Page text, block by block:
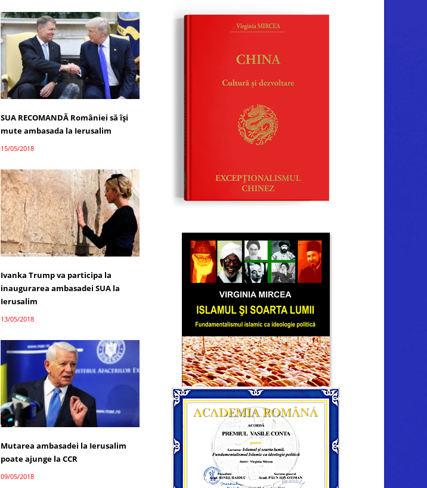
SUA RECOMANDĂ României să își
mute ambasada la Ierusalim
15/05/2018
Ivanka Trump va participa la
inaugurarea ambasadei SUA la
Ierusalim
13/05/2018
Mutarea ambasadei la Ierusalim
poate ajunge la CCR
09/05/2018